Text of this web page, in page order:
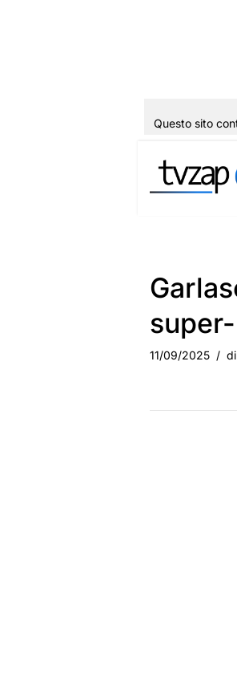
al
Questo sito
11/09/2025 di